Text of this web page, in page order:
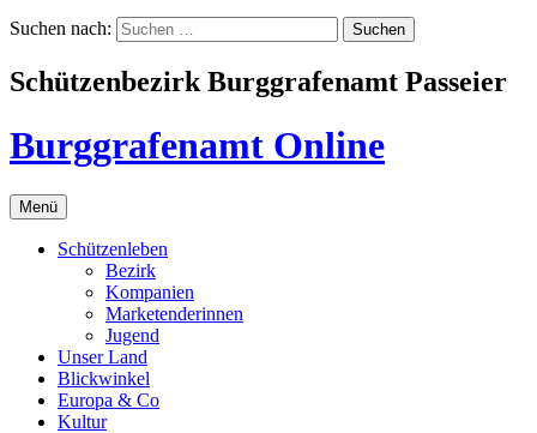
Suchen nach:
Schützenbezirk Burggrafenamt Passeier
Burggrafenamt Online
Menü
Schützenleben
Bezirk
Kompanien
Marketenderinnen
Jugend
Unser Land
Blickwinkel
Europa & Co
Kultur